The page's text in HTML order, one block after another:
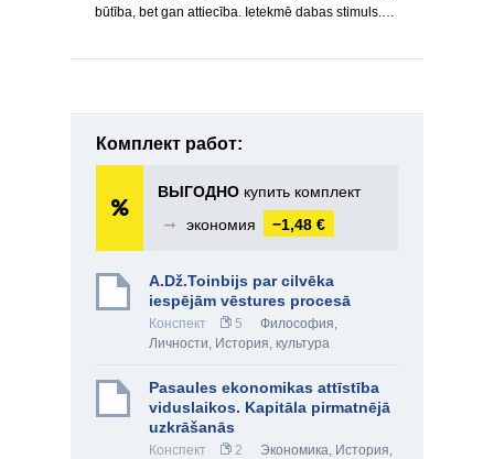
būtība, bet gan attiecība. Ietekmē dabas stimuls.…
Комплект работ:
ВЫГОДНО купить комплект
➞
экономия −1,48 €
A.Dž.Toinbijs par cilvēka
iespējām vēstures procesā
Конспект 5 Философия,
Личности, История, культура
Pasaules ekonomikas attīstība
viduslaikos. Kapitāla pirmatnējā
uzkrāšanās
Конспект 2 Экономика, История,